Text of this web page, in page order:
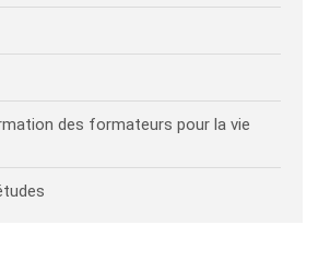
des formateurs pour la vie